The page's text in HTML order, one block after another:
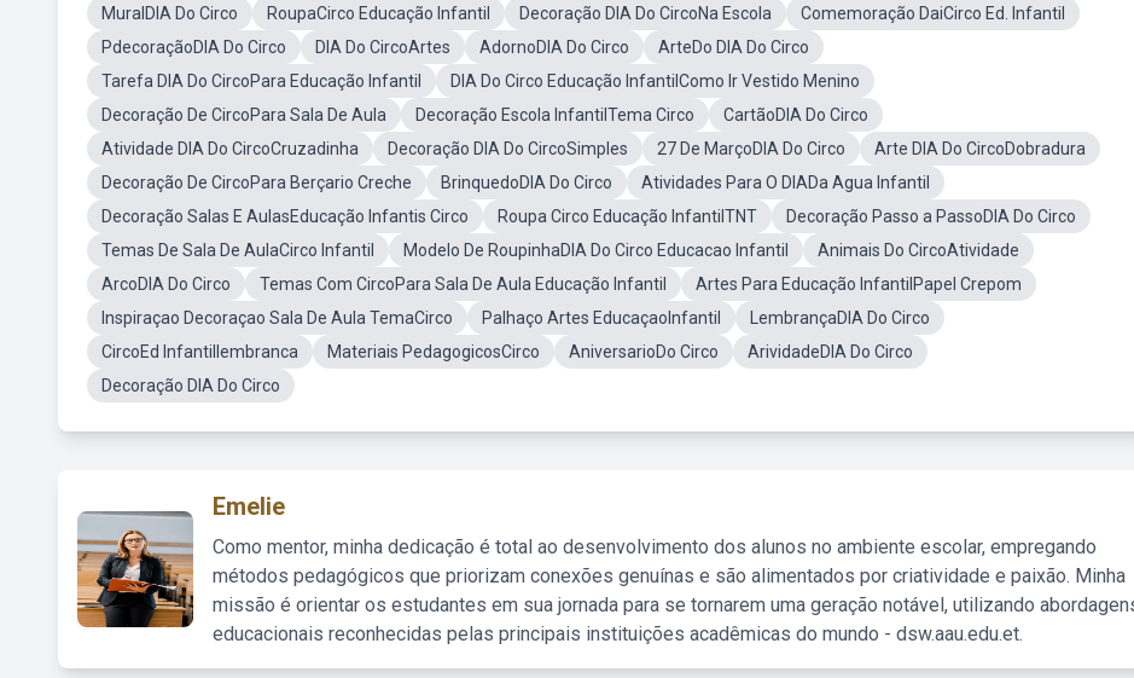
MuralDIA Do Circo
RoupaCirco Educação Infantil Decoração DIA Do CircoNa Escola
Comemoração DaiCirco Ed. Infantil
PdecoraçãoDIA Do Circo
DIA Do CircoArtes AdornoDIA Do Circo
ArteDo DIA Do Circo
Tarefa DIA Do CircoPara Educação Infantil
DIA Do Circo Educação InfantilComo Ir Vestido Menino
Decoração De CircoPara Sala De Aula
Decoração Escola InfantilTema Circo
CartãoDIA Do Circo
Atividade DIA Do CircoCruzadinha
Decoração DIA Do CircoSimples 27 De MarçoDIA Do Circo
Arte DIA Do CircoDobradura
Decoração De CircoPara Berçario Creche
BrinquedoDIA Do Circo
Atividades Para O DIADa Agua Infantil
Decoração Salas E AulasEducação Infantis Circo
Roupa Circo Educação InfantilTNT
Decoração Passo a PassoDIA Do Circo
Temas De Sala De AulaCirco Infantil
Modelo De RoupinhaDIA Do Circo Educacao Infantil
Animais Do CircoAtividade
ArcoDIA Do Circo
Temas Com CircoPara Sala De Aula Educação Infantil
Artes Para Educação InfantilPapel Crepom
Inspiraçao Decoraçao Sala De Aula TemaCirco
Palhaço Artes EducaçaoInfantil
LembrançaDIA Do Circo
CircoEd Infantillembranca
Materiais PedagogicosCirco AniversarioDo Circo
ArividadeDIA Do Circo
Decoração DIA Do Circo
Emelie
Como mentor, minha dedicação é total ao desenvolvimento dos alunos no ambiente escolar, empregando
métodos pedagógicos que priorizam conexões genuínas e são alimentados por criatividade e paixão. Minha
missão é orientar os estudantes em sua jornada para se tornarem uma geração notável, utilizando
educacionais reconhecidas pelas principais instituições acadêmicas do mundo - dsw.aau.edu.et.